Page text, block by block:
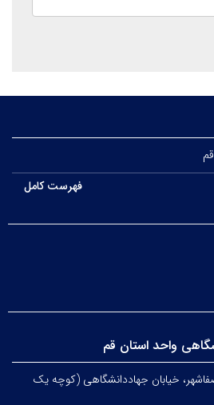
فهرست کامل
واحد استان قم
صفاشهر، خیابان جهاددانشگاهی (کوچه یک